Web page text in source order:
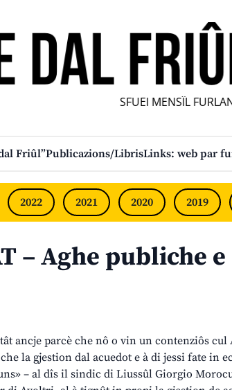
SFUEI MENSÎL FURLAN
Friûl”Publicazions/LibrisLinks: web par
2022 2021 2020 2019
– Aghe publiche
ancje parcè che nô o vin un contenziôs cul
la gjestion dal acuedot e à di jessi fate in
– al dîs il sindic di Liussûl Giorgio